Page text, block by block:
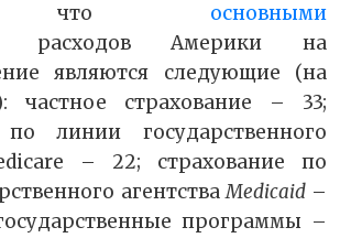
что основными
расходов Америки на
являются следующие (на
частное страхование – 33;
по линии государственного
– 22; страхование по
агентстваMedicaid–
программы –